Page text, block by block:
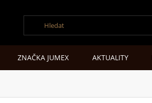
ZNAČKA JUMEX AKTUALITY